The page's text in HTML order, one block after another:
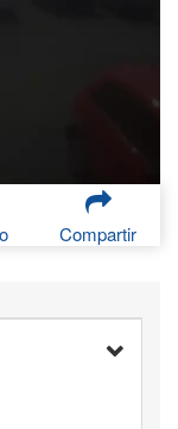
Compartir